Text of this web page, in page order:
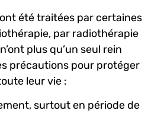
été traitées par certaines
par radiothérapie
plus qu’un seul rein
précautions pour protéger
leur vie :
surtout en période de